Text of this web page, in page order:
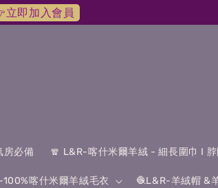
立即加入會員
房必備 🧣 L&R-喀什米爾羊絨 - 細長圍巾 I 脖
100%喀什米爾羊絨毛衣 🧶L&R-羊絨帽 &